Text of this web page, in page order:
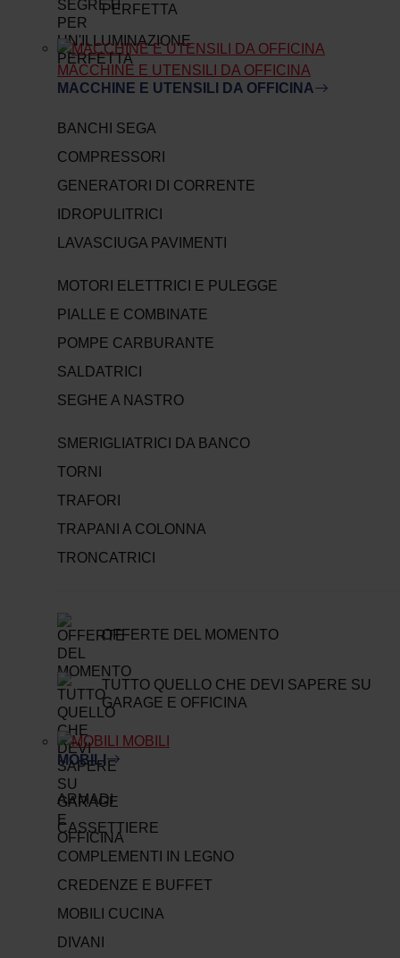
PERFETTA
MACCHINE E UTENSILI DA OFFICINA
MACCHINE E UTENSILI DA OFFICINA
BANCHI SEGA
COMPRESSORI
GENERATORI DI CORRENTE
IDROPULITRICI
LAVASCIUGA PAVIMENTI
MOTORI ELETTRICI E PULEGGE
PIALLE E COMBINATE
POMPE CARBURANTE
SALDATRICI
SEGHE A NASTRO
SMERIGLIATRICI DA BANCO
TORNI
TRAFORI
TRAPANI A COLONNA
TRONCATRICI
OFFERTE DEL MOMENTO
TUTTO QUELLO CHE DEVI SAPERE SU
GARAGE E OFFICINA
MOBILI
MOBILI
ARMADI
CASSETTIERE
COMPLEMENTI IN LEGNO
CREDENZE E BUFFET
MOBILI CUCINA
DIVANI